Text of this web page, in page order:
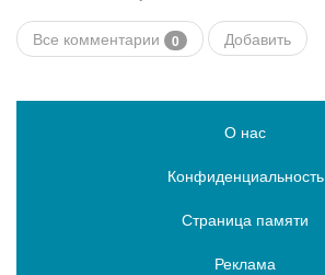
Все комментарии 0 Добавить
О нас
Конфиденциальность
Страница памяти
Реклама